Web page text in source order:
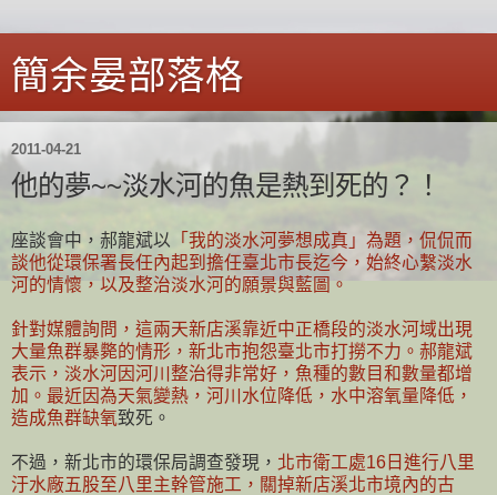
簡余晏部落格
2011-04-21
他的夢~~淡水河的魚是熱到死的？！
座談會中，郝龍斌以 「我的淡水河夢想成真」為題，侃侃而
談他從環保署長任內起到擔任臺北市長迄今，始終心繫淡水
河的情懷，以及整治淡水河的願景與藍圖。
針對媒體詢問，這兩天新店溪靠近中正橋段的淡水河域出現
大量魚群暴斃的情形，新北市抱怨臺北市打撈不力。郝龍斌
表示，淡水河因河川整治得非常好，魚種的數目和數量都增
加。最近因為天氣變熱，河川水位降低，水中溶氧量降低，
造成魚群缺氧致死。
不過，新北市的環保局調查發現， 北市衛工處16日進行八里
汙水廠五股至八里主幹管施工，關掉新店溪北市境內的古